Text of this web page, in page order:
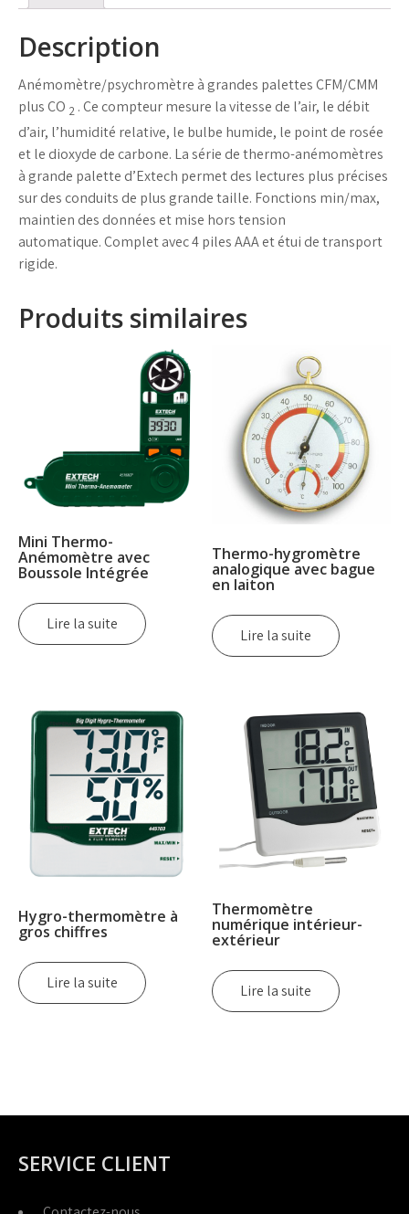
Description
Anémomètre/psychromètre à grandes palettes CFM/CMM
plus CO 2 . Ce compteur mesure la vitesse de l’air, le débit
d’air, l’humidité relative, le bulbe humide, le point de rosée
et le dioxyde de carbone. La série de thermo-anémomètres
à grande palette d’Extech permet des lectures plus précises
sur des conduits de plus grande taille. Fonctions min/max,
maintien des données et mise hors tension
automatique. Complet avec 4 piles AAA et étui de transport
rigide.
Produits similaires
Mini Thermo-
Anémomètre avec
Boussole Intégrée
Lire la suite
Thermo-hygromètre
analogique avec bague
en laiton
Lire la suite
Hygro-thermomètre à
gros chiffres
Lire la suite
Thermomètre
numérique intérieur-
extérieur
Lire la suite
SERVICE CLIENT